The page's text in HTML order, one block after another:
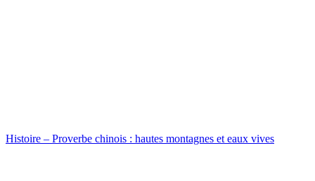
Histoire – Proverbe chinois : hautes montagnes et eaux vives